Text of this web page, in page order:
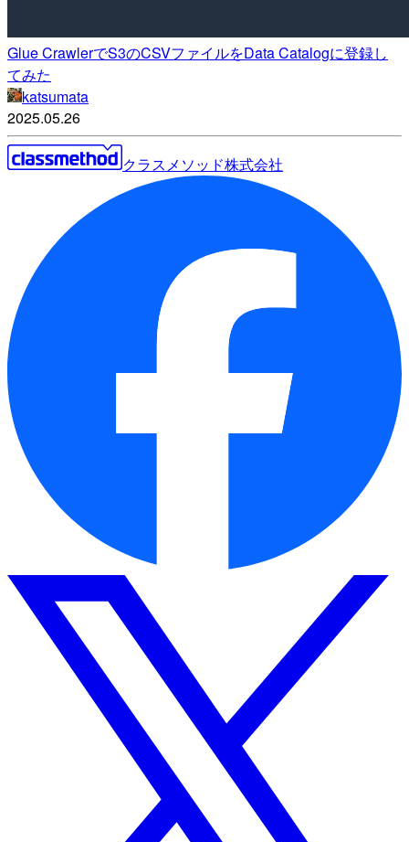
Glue CrawlerでS3のCSVファイルをData Catalogに登録し
てみた
katsumata
2025.05.26
クラスメソッド株式会社